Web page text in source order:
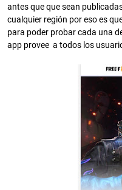
antes que que sean
cualquier región por eso es
para poder probar cada una
app provee a todos los